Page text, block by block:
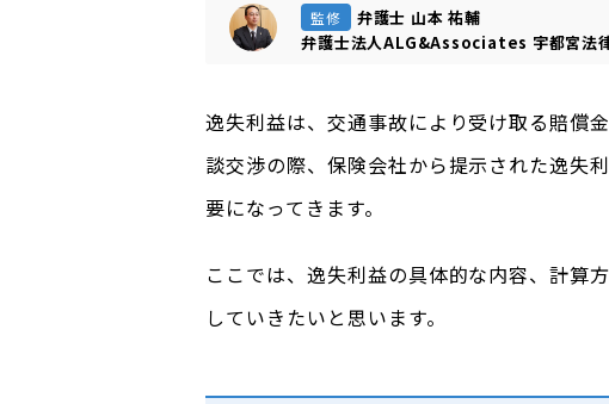
監修
弁護士 山本 祐輔
弁護士法人ALG&Associates 宇都宮法
逸失利益は、交通事故により受け取る賠償
談交渉の際、保険会社から提示された逸失
要になってきます。
ここでは、逸失利益の具体的な内容、計算
していきたいと思います。